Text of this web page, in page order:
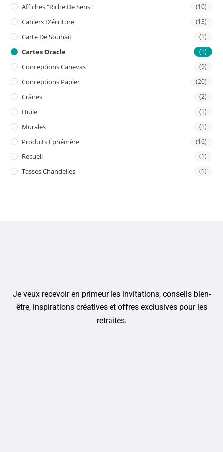
Affiches "riche De Sens" (10)
Cahiers D'écriture (13)
Carte De Souhait (1)
Cartes Oracle (1)
Conceptions Canevas (9)
Conceptions Papier (20)
Crânes (2)
Huile (1)
Murales (1)
Produits Éphémère (16)
Recueil (1)
Tasses Chandelles (1)
Je veux recevoir en primeur les invitations, conseils bien-
être, inspirations créatives et offres exclusives pour les
retraites.